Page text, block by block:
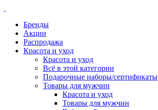
Бренды
Акции
Распродажа
Красота и уход
Красота и уход
Всё в этой категории
Подарочные наборы/сертификаты
Товары для мужчин
Красота и уход
Товары для мужчин